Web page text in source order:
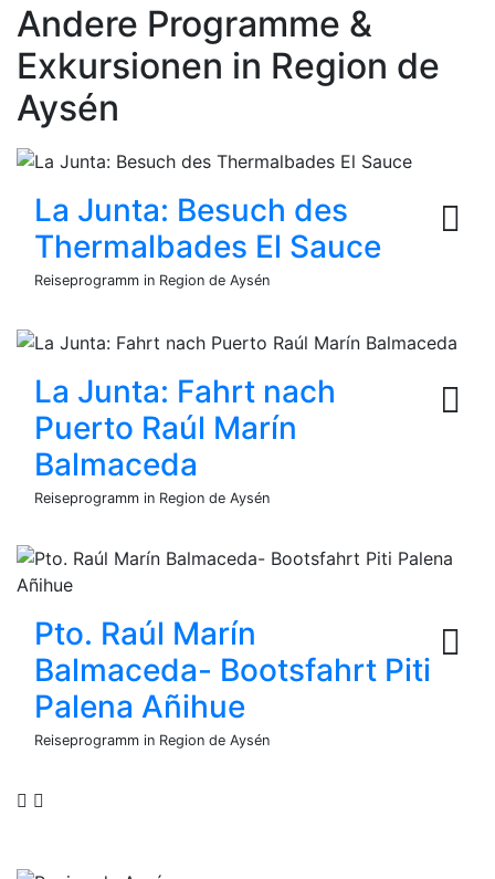
Andere Programme &
Exkursionen in Region de
Aysén
La Junta: Besuch des
Thermalbades El Sauce
Reiseprogramm in Region de Aysén
La Junta: Fahrt nach
Puerto Raúl Marín
Balmaceda
Reiseprogramm in Region de Aysén
Pto. Raúl Marín
Balmaceda- Bootsfahrt Piti
Palena Añihue
Reiseprogramm in Region de Aysén